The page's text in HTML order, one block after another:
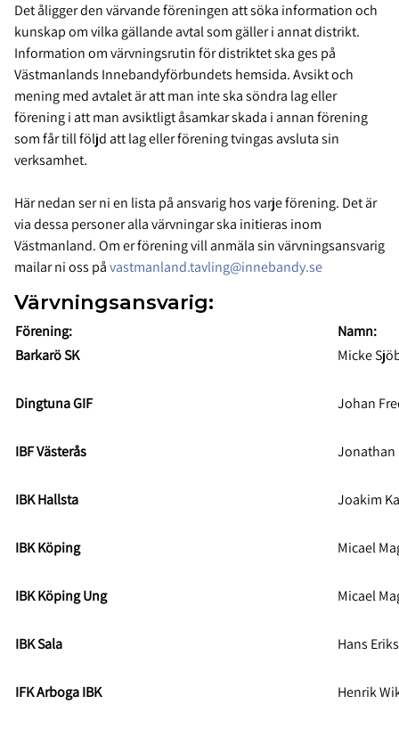
Det åligger den värvande föreningen att söka information och
kunskap om vilka gällande avtal som gäller i annat distrikt.
Information om värvningsrutin för distriktet ska ges på
Västmanlands Innebandyförbundets hemsida. Avsikt och
mening med avtalet är att man inte ska söndra lag eller
förening i att man avsiktligt åsamkar skada i annan förening
som får till följd att lag eller förening tvingas avsluta sin
verksamhet.
Här nedan ser ni en lista på ansvarig hos varje förening. Det är
via dessa personer alla värvningar ska initieras inom
Västmanland. Om er förening vill anmäla sin värvningsansvarig
mailar ni oss påvastmanland.tavling@innebandy.se
Värvningsansvarig:
Förening:
Namn:
Barkarö SK
Micke
Dingtuna GIF Johan
IBF Västerås Jonathan
IBK Hallsta Joakim
IBK Köping Micael
IBK Köping Ung Micael
IBK Sala Hans
IFK Arboga IBK Henrik